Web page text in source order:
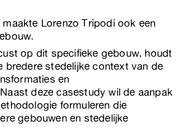
Lorenzo Tripodi ook een
op dit specifieke gebouw, houdt
bredere stedelijke context van de
en
deze casestudy wil de aanpak
formuleren die
gebouwen en stedelijke